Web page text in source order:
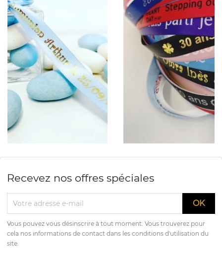
Recevez nos offres spéciales
Vous pouvez vous désinscrire à tout moment. Vous trouverez pour
cela nos informations de contact dans les conditions d'utilisation du
site.